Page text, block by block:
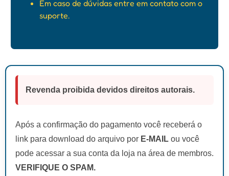
Em caso de dúvidas entre em contato com o
suporte.
Revenda proibida devidos direitos autorais.
Após a confirmação do pagamento você receberá o
link para download do arquivo por E-MAIL ou você
pode acessar a sua conta da loja na área de membros.
VERIFIQUE O SPAM.